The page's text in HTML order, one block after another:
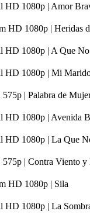
HD 1080p | Amor
HD 1080p | Heridas
HD 1080p | A Que
HD 1080p | Mi
| Palabra de
HD 1080p | Avenida
HD 1080p | La Que
| Contra Viento y
HD 1080p | Sila
HD 1080p | La